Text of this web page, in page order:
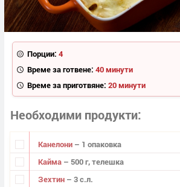
Порции: 4
Време за готвене: 40 минути
Време за приготвяне: 20 минути
Необходими продукти
Канелони – 1 опаковка
Кайма – 500 г, телешка
Зехтин – 3 с.л.